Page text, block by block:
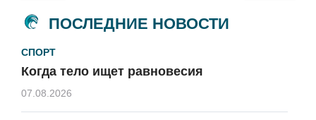
ПОСЛЕДНИЕ НОВОСТИ
СПОРТ
Когда тело ищет равновесия
07.08.2026